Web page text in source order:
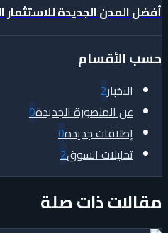
أفضل المدن الجديدة
حسب الأقسام
الاخبار2
عن المنصورة الجديدة0
إطلاقات جديدة0
تحليلات السوق2
مقالات ذات صلة